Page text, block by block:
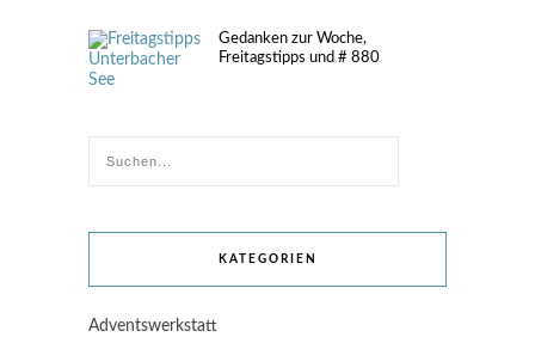
Gedanken zur Woche,
Freitagstipps und # 880
KATEGORIEN
Adventswerkstatt